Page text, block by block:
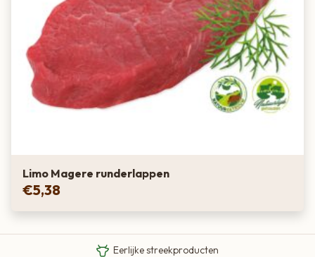
Limo Magere runderlappen
€5,38
Eigen Limousin runderen
Eerlijke streekproducten